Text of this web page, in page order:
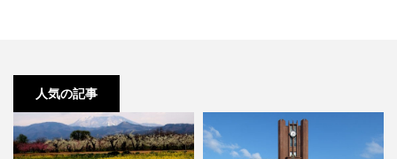
人気の記事